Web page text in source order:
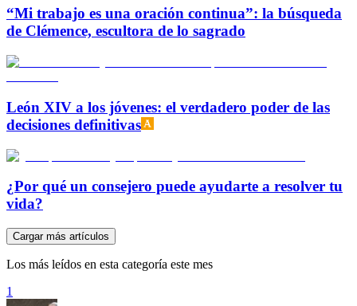
“Mi trabajo es una oración continua”: la búsqueda
de Clémence, escultora de lo sagrado
León XIV a los jóvenes: el verdadero poder de las
decisiones definitivas
¿Por qué un consejero puede ayudarte a resolver tu
vida?
Cargar más artículos
Los más leídos en esta categoría este mes
1